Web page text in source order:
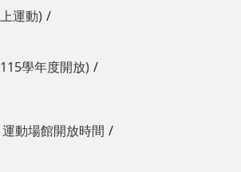
運動)
學年度開放)
運動場館開放時間